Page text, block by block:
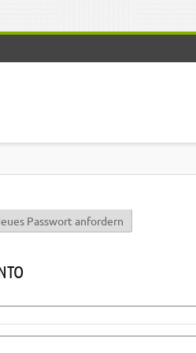
Reiter)
Passwort anfordern